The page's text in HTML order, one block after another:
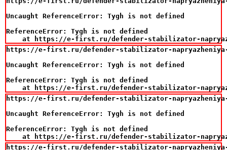
Uncaught ReferenceError: Tygh is not defined
ReferenceError: Tygh is not defined
at https://e-first.ru/defender-stabilizator-
https://e-first.ru/defender-stabilizator-napryazheniya-
Uncaught ReferenceError: Tygh is not defined
ReferenceError: Tygh is not defined
at https://e-first.ru/defender-stabilizator-
https://e-first.ru/defender-stabilizator-napryazheniya-
Uncaught ReferenceError: Tygh is not defined
ReferenceError: Tygh is not defined
at https://e-first.ru/defender-stabilizator-
https://e-first.ru/defender-stabilizator-napryazheniya-